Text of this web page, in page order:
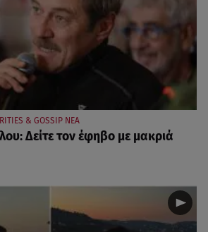
& GOSSIP ΝΕΑ
Δείτε τον έφηβο με μακριά